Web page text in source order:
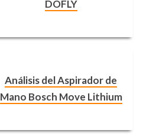
DOFLY
Análisis del Aspirador de
Mano Bosch Move Lithium